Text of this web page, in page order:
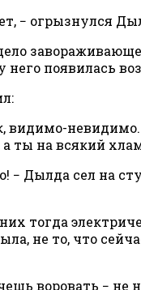
− огрызнулся
появилась
видимо-
ты на всякий
− Дылда сел на
тогда
не то, что
воровать −